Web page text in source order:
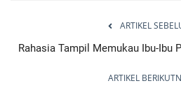
ARTIKEL
Rahasia Tampil Memukau Ibu-Ibu
ARTIKEL